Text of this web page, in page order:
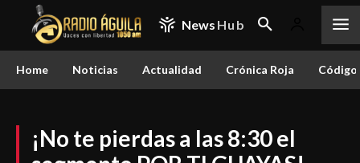
News Hub
Home Noticias Actualidad Crónica Roja
¡No te pierdas a las 8:30 el